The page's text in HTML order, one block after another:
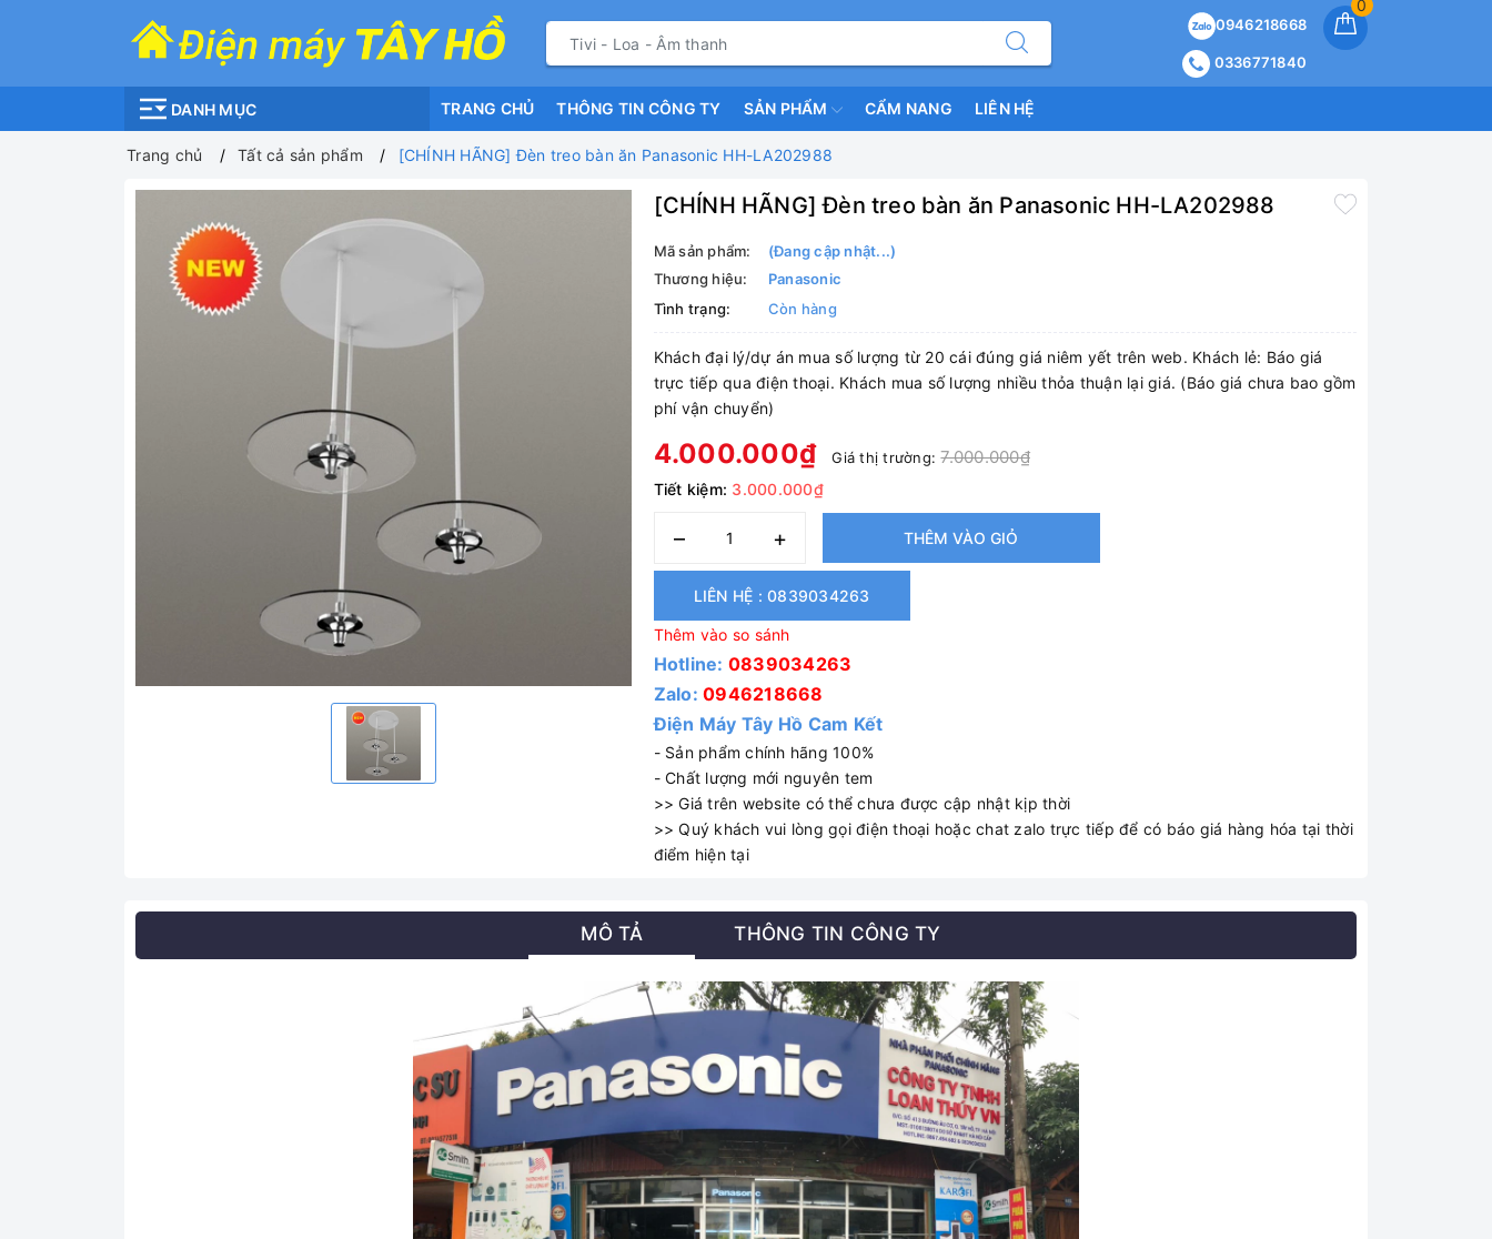
0
0946218668
0336771840
DANH MỤC TRANG CHỦ THÔNG TIN CÔNG TY SẢN PHẨM CẨM NANG LIÊN HỆ
Trang chủ Tất cả sản phẩm [CHÍNH HÃNG] Đèn treo bàn ăn Panasonic HH-LA202988
[CHÍNH HÃNG] Đèn treo bàn ăn Panasonic HH-LA202988
Mã sản phẩm:
(Đang cập nhật...)
Thương hiệu:
Panasonic
Tình trạng:
Còn hàng
Khách đại lý/dự án mua số lượng từ 20 cái đúng giá niêm yết trên web. Khách lẻ: Báo giá
trực tiếp qua điện thoại. Khách mua số lượng nhiều thỏa thuận lại giá. (Báo giá chưa bao gồm
phí vận chuyển)
4.000.000₫ Giá thị trường:7.000.000₫
Tiết kiệm: 3.000.000₫
– + THÊM VÀO GIỎ
LIÊN HỆ : 0839034263
Thêm vào so sánh
Hotline: 0839034263
Zalo:0946218668
Điện Máy Tây Hồ Cam Kết
- Sản phẩm chính hãng 100%
- Chất lượng mới nguyên tem
>> Giá trên website có thể chưa được cập nhật kịp thời
>> Quý khách vui lòng gọi điện thoại hoặc chat zalo trực tiếp để có báo giá hàng hóa tại thời
điểm hiện tại
MÔ TẢ THÔNG TIN CÔNG TY